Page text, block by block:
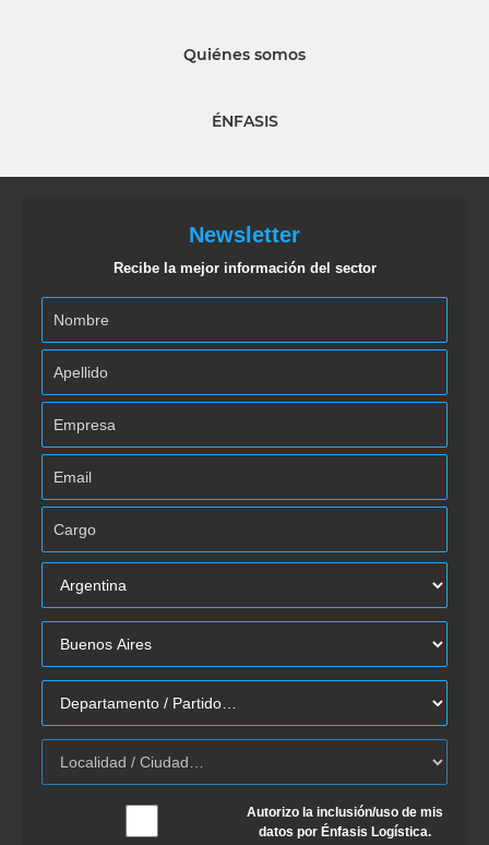
Quiénes somos
ÉNFASIS
Newsletter
Recibe la mejor información del sector
Autorizo la inclusión/uso de mis
datos por Énfasis Logística.